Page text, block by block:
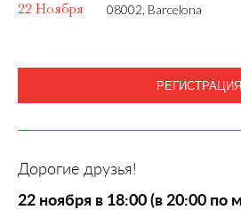
22 Ноября
08002, Barcelona
РЕГИСТРАЦИЯ
Дорогие друзья!
22 ноября в 18:00 (в 20:00 по